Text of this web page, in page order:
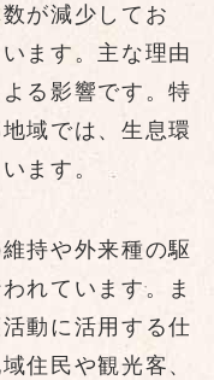
が減少してお
ます。主な理由
る影響です。特
域では、生息環
ます。
持や外来種の駆
れています。ま
動に活用する仕
住民や観光客、